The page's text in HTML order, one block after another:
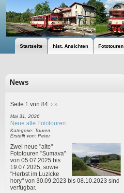
Startseite hist. Ansichten Fototouren
News
Seite 1 von 84 › »
Mai 31, 2026
Neue alte Fototouren
Kategorie: Touren
Erstellt von: Peter
Zwei neue "alte"
Fototouren "Sumava"
von 05.07.2025 bis
19.07.2025, sowie
"Herbst im Luzicke
hory" von 30.09.2023 bis 08.10.2023 sind
verfügbar.